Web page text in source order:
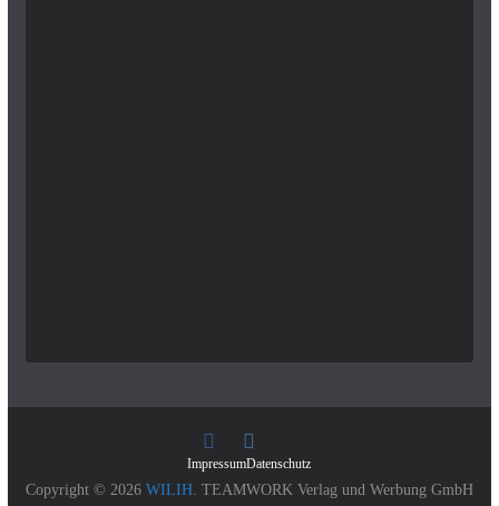
ImpressumDatenschutz
Copyright © 2026 WILIH. TEAMWORK Verlag und Werbung GmbH